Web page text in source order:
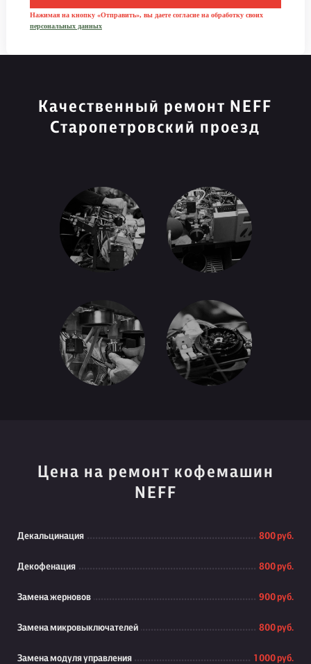
Нажимая на кнопку «Отправить», вы даете согласие на обработку своих
персональных данных
Качественный ремонт NEFF
Старопетровский проезд
Цена на ремонт кофемашин
NEFF
Декальцинация 800 руб.
Декофенация 800 руб.
Замена жерновов 900 руб.
Замена микровыключателей 800 руб.
Замена модуля управления 1 000 руб.